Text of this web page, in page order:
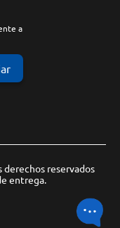
a
derechos reservados
entrega.